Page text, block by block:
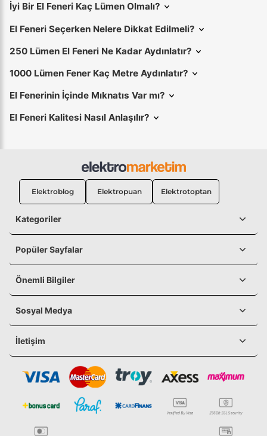
İyi Bir El Feneri Kaç Lümen Olmalı?
El Feneri Seçerken Nelere Dikkat Edilmeli?
250 Lümen El Feneri Ne Kadar Aydınlatır?
1000 Lümen Fener Kaç Metre Aydınlatır?
El Fenerinin İçinde Mıknatıs Var mı?
El Feneri Kalitesi Nasıl Anlaşılır?
Elektroblog Elektropuan Elektrotoptan
Kategoriler
Popüler Sayfalar
Önemli Bilgiler
Sosyal Medya
İletişim